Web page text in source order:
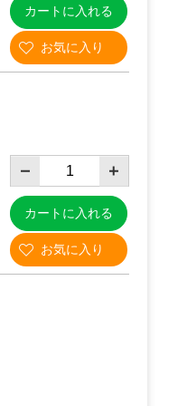
カートに入れる
カートに入れる